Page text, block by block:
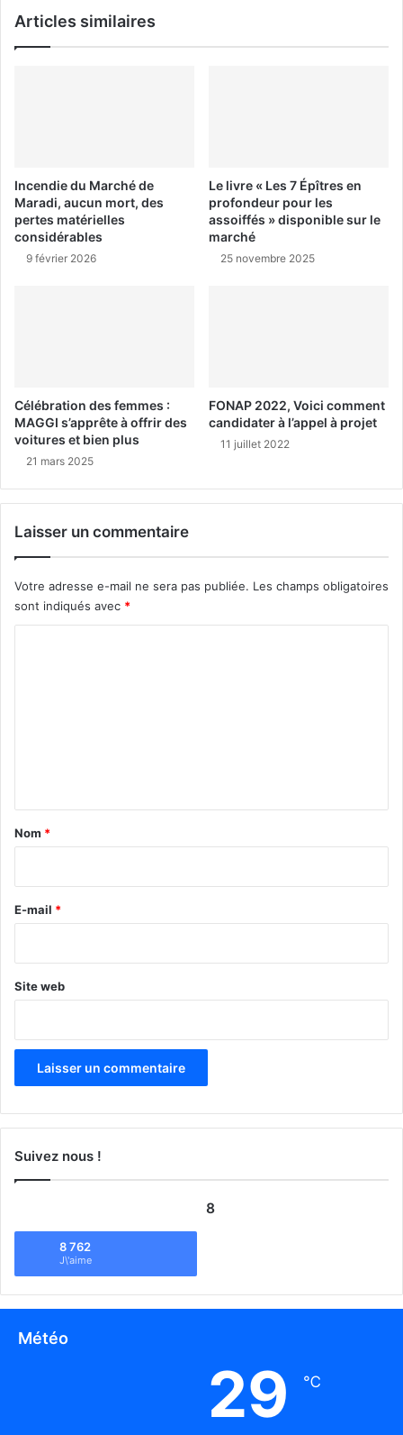
Articles similaires
Incendie du Marché de
Maradi, aucun mort, des
pertes matérielles
considérables
9 février 2026
Le livre « Les 7 Épîtres en
profondeur pour les
assoiffés » disponible sur le
marché
25 novembre 2025
Célébration des femmes :
MAGGI s’apprête à offrir des
voitures et bien plus
21 mars 2025
FONAP 2022, Voici comment
candidater à l’appel à projet
11 juillet 2022
Laisser un commentaire
Votre adresse e-mail ne sera pas publiée. Les champs obligatoires
sont indiqués avec *
a
e
Nom *
E-mail *
Site web
Suivez nous !
8
8 762
J\'aime
Météo
29 ℃